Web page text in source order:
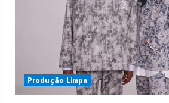
Produção Limpa